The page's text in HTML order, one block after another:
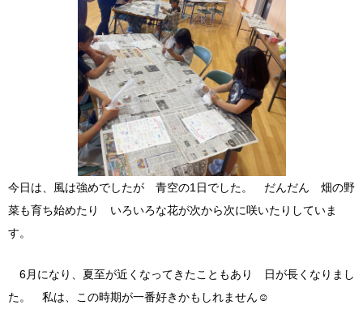
今日は、風は強めでしたが 青空の1日でした。 だんだん 畑の野
菜も育ち始めたり いろいろな花が次から次に咲いたりしていま
す。
6月になり、夏至が近くなってきたこともあり 日が長くなりまし
た。 私は、この時期が一番好きかもしれません☺